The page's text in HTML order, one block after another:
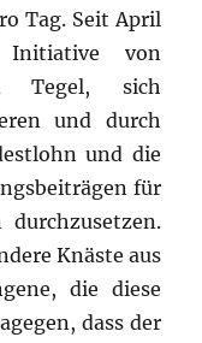
Tag. Seit April
von
Tegel, sich
und durch
und die
für
Knäste aus
die diese
dass der